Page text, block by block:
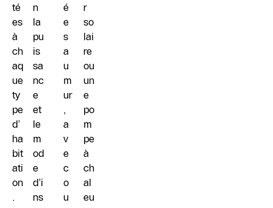
té
es
à
ch
aq
ue
ty
pe
d’
ha
bit
ati
on
.
n
la
pu
is
sa
nc
e
et
le
m
od
e
d’i
ns
é
e
s
a
u
m
ur
,
a
v
e
c
o
u
r
so
lai
re
ou
un
e
po
m
pe
à
ch
al
eu